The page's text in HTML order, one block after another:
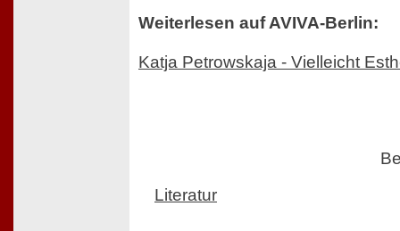
Weiterlesen auf AVIVA-Berlin:
Katja Petrowskaja - Vielleicht
Literatur